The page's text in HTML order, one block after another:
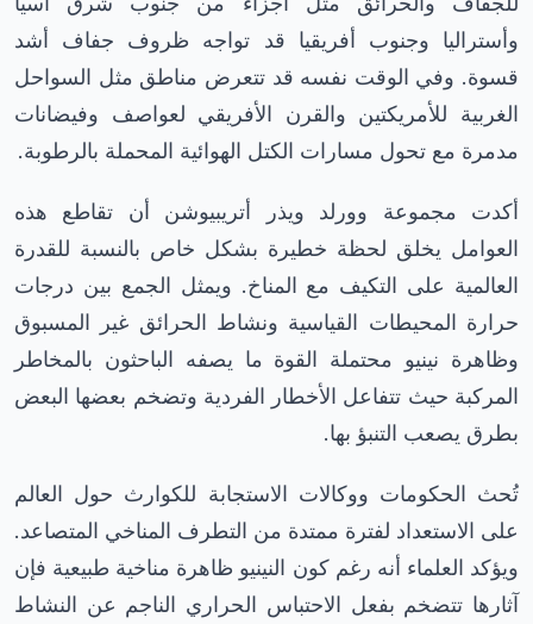
وأستراليا وجنوب أفريقيا قد تواجه ظروف جفاف أشد
قسوة. وفي الوقت نفسه قد تتعرض مناطق مثل السواحل
الغربية للأمريكتين والقرن الأفريقي لعواصف وفيضانات
مدمرة مع تحول مسارات الكتل الهوائية المحملة بالرطوبة.
أكدت مجموعة وورلد ويذر أتريبيوشن أن تقاطع هذه
العوامل يخلق لحظة خطيرة بشكل خاص بالنسبة للقدرة
العالمية على التكيف مع المناخ. ويمثل الجمع بين درجات
حرارة المحيطات القياسية ونشاط الحرائق غير المسبوق
وظاهرة نينيو محتملة القوة ما يصفه الباحثون بالمخاطر
المركبة حيث تتفاعل الأخطار الفردية وتضخم بعضها البعض
بطرق يصعب التنبؤ بها.
تُحث الحكومات ووكالات الاستجابة للكوارث حول العالم
على الاستعداد لفترة ممتدة من التطرف المناخي المتصاعد.
ويؤكد العلماء أنه رغم كون النينيو ظاهرة مناخية طبيعية فإن
آثارها تتضخم بفعل الاحتباس الحراري الناجم عن النشاط